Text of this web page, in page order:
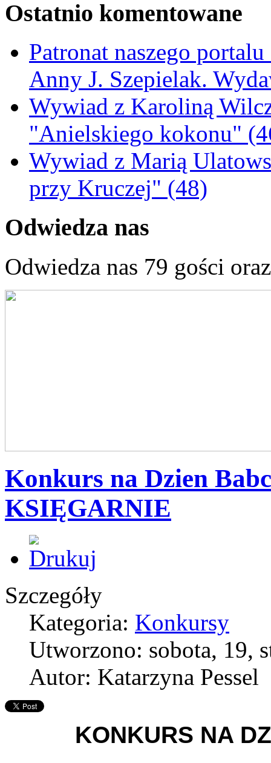
Ostatnio komentowane
Patronat naszego
Anny J. Szepielak.
Wywiad z Karoliną
"Anielskiego kokonu"
Wywiad z Marią
przy Kruczej" (48)
Odwiedza nas
Odwiedza nas 79 gości
Konkurs na Dzien
KSIĘGARNIE
Szczegóły
Kategoria: Konkursy
Utworzono: sobota, 19,
Autor: Katarzyna Pessel
KONKURS NA